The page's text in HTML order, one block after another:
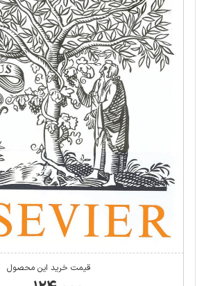
قیمت خرید این محصول